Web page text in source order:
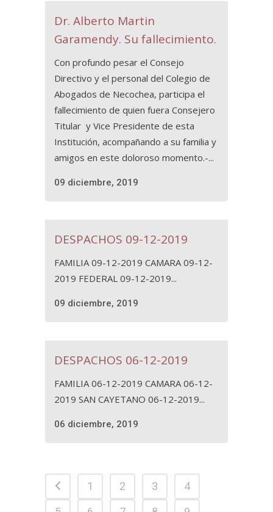
Dr. Alberto Martin
Garamendy. Su fallecimiento.
Con profundo pesar el Consejo
Directivo y el personal del Colegio de
Abogados de Necochea, participa el
fallecimiento de quien fuera Consejero
Titular y Vice Presidente de esta
Institución, acompañando a su familia y
amigos en este doloroso momento.-...
09 diciembre, 2019
DESPACHOS 09-12-2019
FAMILIA 09-12-2019 CAMARA 09-12-
2019 FEDERAL 09-12-2019...
09 diciembre, 2019
DESPACHOS 06-12-2019
FAMILIA 06-12-2019 CAMARA 06-12-
2019 SAN CAYETANO 06-12-2019...
06 diciembre, 2019
1 2 3
4